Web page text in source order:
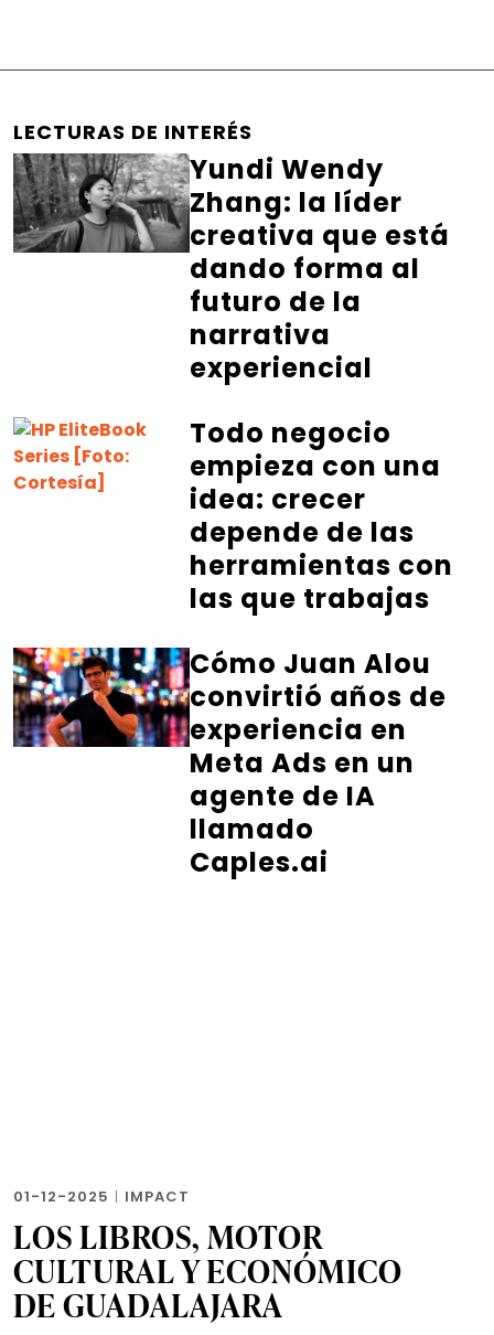
LECTURAS DE INTERÉS
Yundi Wendy
Zhang: la líder
creativa que está
dando forma al
futuro de la
narrativa
experiencial
Todo negocio
empieza con una
idea: crecer
depende de las
herramientas con
las que trabajas
Cómo Juan Alou
convirtió años de
experiencia en
Meta Ads en un
agente de IA
llamado
Caples.ai
01-12-2025 | IMPACT
LOS LIBROS, MOTOR
CULTURAL Y ECONÓMICO
DE GUADALAJARA